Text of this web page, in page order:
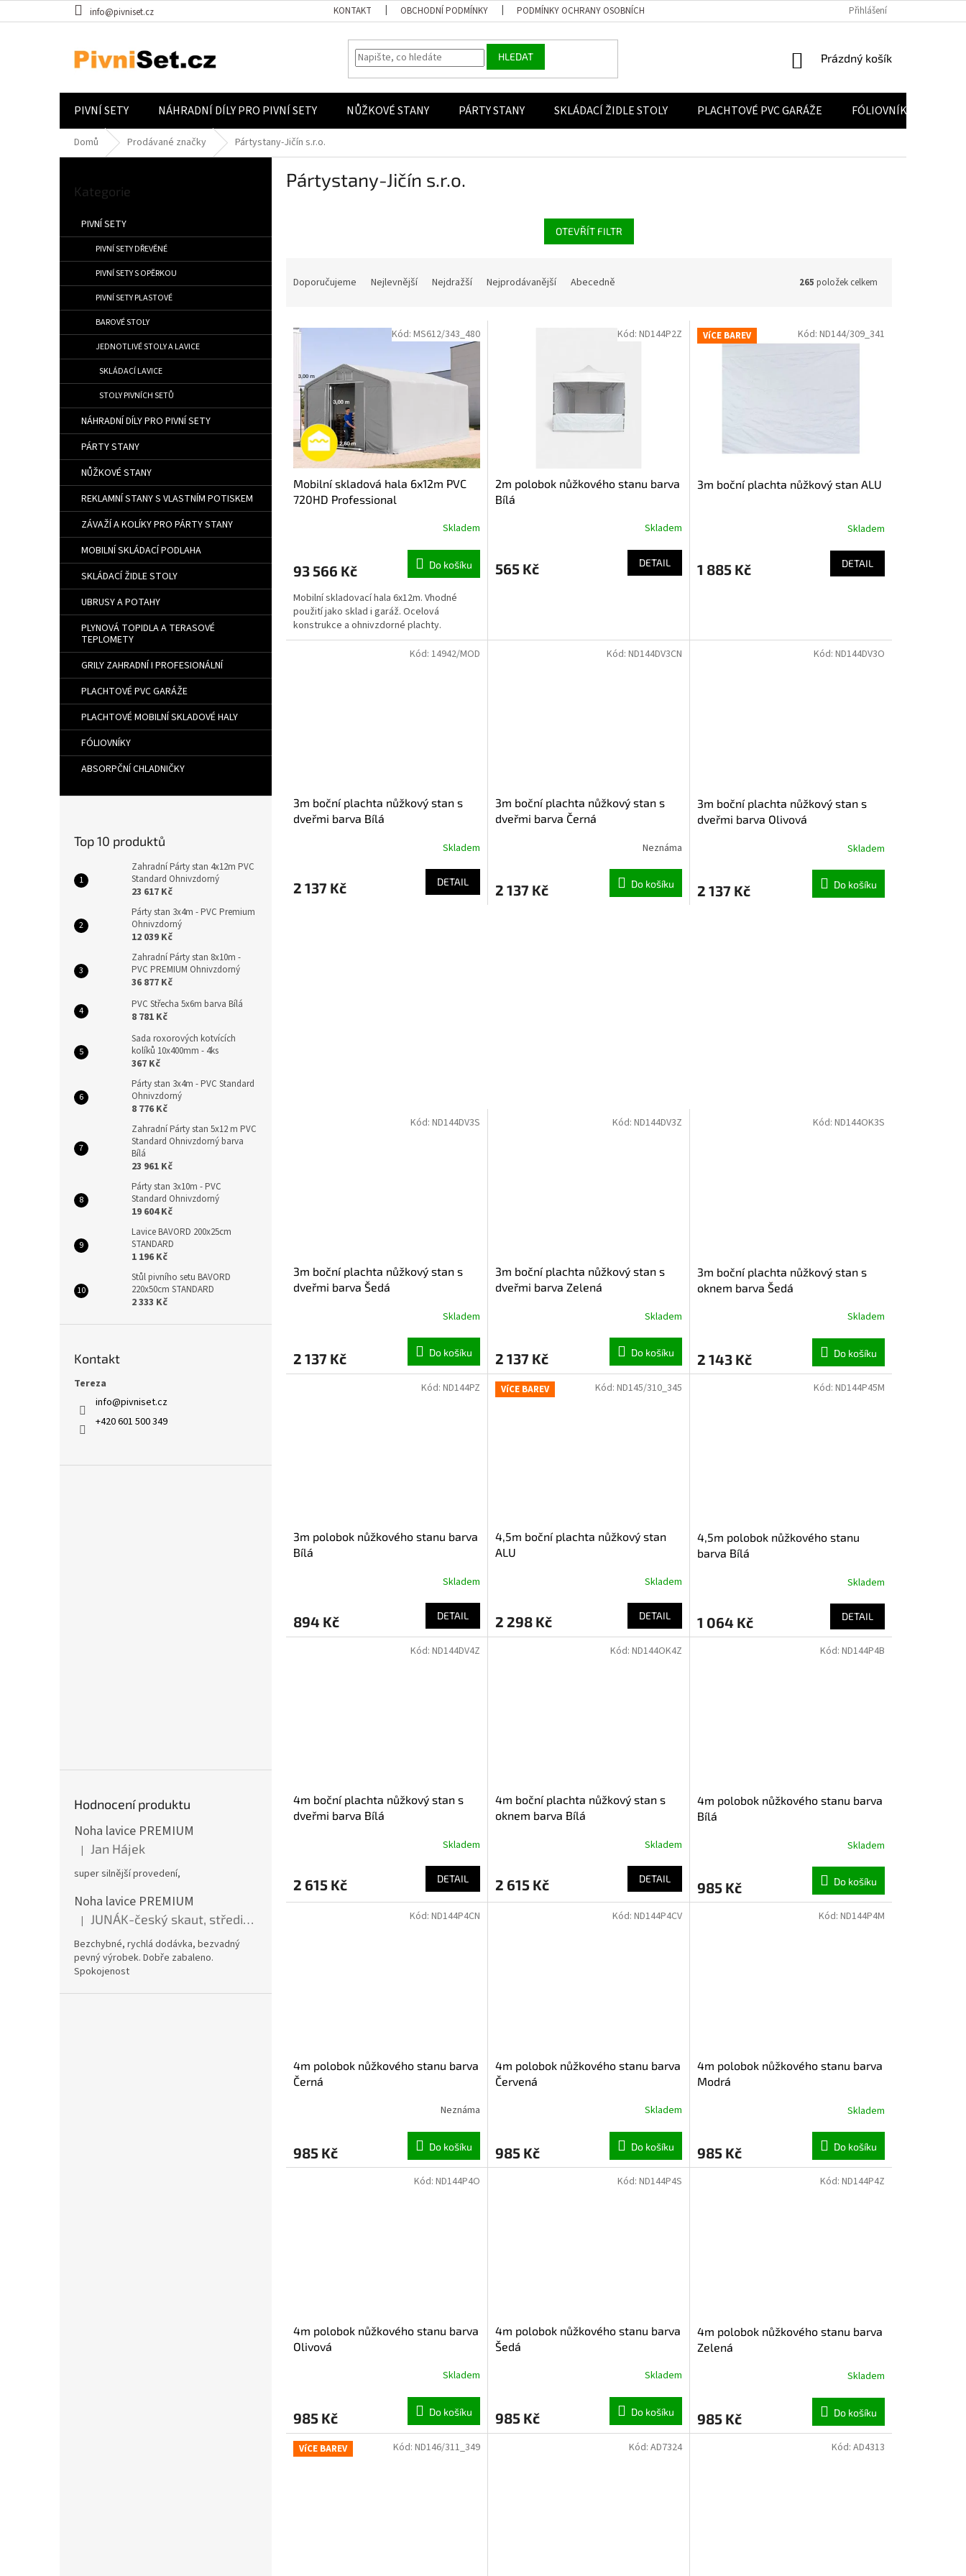
info@pivniset.cz KONTAKT OBCHODNÍ PODMÍNKY PODMÍNKY OCHRANY OSOBNÍCH ÚDAJŮ POUČENÍ O PRÁVU NA ODSTOUPENÍ OD SMLOUVY
Přihlášení
HLEDAT NÁKUPNÍ KOŠÍK
Prázdný košík
PIVNÍ SETY NÁHRADNÍ DÍLY PRO PIVNÍ SETY NŮŽKOVÉ STANY PÁRTY STANY SKLÁDACÍ ŽIDLE STOLY PLACHTOVÉ PVC GARÁŽE FÓLIOVNÍKY
Domů Prodávané značky Pártystany-Jičín s.r.o.
Kategorie
PIVNÍ SETY
PIVNÍ SETY DŘEVĚNÉ
PIVNÍ SETY S OPĚRKOU
PIVNÍ SETY PLASTOVÉ
BAROVÉ STOLY
JEDNOTLIVÉ STOLY A LAVICE
SKLÁDACÍ LAVICE
STOLY PIVNÍCH SETŮ
NÁHRADNÍ DÍLY PRO PIVNÍ SETY
PÁRTY STANY
NŮŽKOVÉ STANY
REKLAMNÍ STANY S VLASTNÍM POTISKEM
ZÁVAŽÍ A KOLÍKY PRO PÁRTY STANY
MOBILNÍ SKLÁDACÍ PODLAHA
SKLÁDACÍ ŽIDLE STOLY
UBRUSY A POTAHY
PLYNOVÁ TOPIDLA A TERASOVÉ
TEPLOMETY
GRILY ZAHRADNÍ I PROFESIONÁLNÍ
PLACHTOVÉ PVC GARÁŽE
PLACHTOVÉ MOBILNÍ SKLADOVÉ HALY
FÓLIOVNÍKY
ABSORPČNÍ CHLADNIČKY
Top 10 produktů
Zahradní Párty stan 4x12m PVC
Standard Ohnivzdorný
23 617 Kč
Párty stan 3x4m - PVC Premium
Ohnivzdorný
12 039 Kč
Zahradní Párty stan 8x10m -
PVC PREMIUM Ohnivzdorný
36 877 Kč
PVC Střecha 5x6m barva Bílá
8 781 Kč
Sada roxorových kotvících
kolíků 10x400mm - 4ks
367 Kč
Párty stan 3x4m - PVC Standard
Ohnivzdorný
8 776 Kč
Zahradní Párty stan 5x12 m PVC
Standard Ohnivzdorný barva
Bílá
23 961 Kč
Párty stan 3x10m - PVC
Standard Ohnivzdorný
19 604 Kč
Lavice BAVORD 200x25cm
STANDARD
1 196 Kč
Stůl pivního setu BAVORD
220x50cm STANDARD
2 333 Kč
Kontakt
Tereza
info@pivniset.cz
+420 601 500 349
Hodnocení produktu
Noha lavice PREMIUM
Hodnocení produktu je 5 z 5 hvězdiček.
| Jan Hájek
super silnější provedení,
Noha lavice PREMIUM
Hodnocení produktu je 5 z 5 hvězdiček.
| JUNÁK-český skaut, středisko BOBŘI
Bezchybné, rychlá dodávka, bezvadný
pevný výrobek. Dobře zabaleno.
Spokojenost
Pártystany-Jičín s.r.o.
OTEVŘÍT FILTR
Doporučujeme Nejlevnější Nejdražší Nejprodávanější Abecedně 265 položek celkem
Výpis produktů
Mobilní skladová hala 6x12m PVC
720HD Professional
Skladem
93 566 Kč Do košíku
Mobilní skladovací hala 6x12m. Vhodné
použití jako sklad i garáž. Ocelová
konstrukce a ohnivzdorné plachty.
Kód: MS612/343_480
2m polobok nůžkového stanu barva
Bílá
Skladem
565 Kč DETAIL
Kód: ND144P2Z VíCE BAREV
3m boční plachta nůžkový stan ALU
Skladem
1 885 Kč DETAIL
Kód: ND144/309_341
3m boční plachta nůžkový stan s
dveřmi barva Bílá
Skladem
2 137 Kč DETAIL
Kód: 14942/MOD
3m boční plachta nůžkový stan s
dveřmi barva Černá
Neznáma
2 137 Kč Do košíku
Kód: ND144DV3CN
3m boční plachta nůžkový stan s
dveřmi barva Olivová
Skladem
2 137 Kč Do košíku
Kód: ND144DV3O
3m boční plachta nůžkový stan s
dveřmi barva Šedá
Skladem
2 137 Kč Do košíku
Kód: ND144DV3S
3m boční plachta nůžkový stan s
dveřmi barva Zelená
Skladem
2 137 Kč Do košíku
Kód: ND144DV3Z
3m boční plachta nůžkový stan s
oknem barva Šedá
Skladem
2 143 Kč Do košíku
Kód: ND144OK3S
3m polobok nůžkového stanu barva
Bílá
Skladem
894 Kč DETAIL
Kód: ND144PZ VíCE BAREV
4,5m boční plachta nůžkový stan
ALU
Skladem
2 298 Kč DETAIL
Kód: ND145/310_345
4,5m polobok nůžkového stanu
barva Bílá
Skladem
1 064 Kč DETAIL
Kód: ND144P45M
4m boční plachta nůžkový stan s
dveřmi barva Bílá
Skladem
2 615 Kč DETAIL
Kód: ND144DV4Z
4m boční plachta nůžkový stan s
oknem barva Bílá
Skladem
2 615 Kč DETAIL
Kód: ND144OK4Z
4m polobok nůžkového stanu barva
Bílá
Skladem
985 Kč Do košíku
Kód: ND144P4B
4m polobok nůžkového stanu barva
Černá
Neznáma
985 Kč Do košíku
Kód: ND144P4CN
4m polobok nůžkového stanu barva
Červená
Skladem
985 Kč Do košíku
Kód: ND144P4CV
4m polobok nůžkového stanu barva
Modrá
Skladem
985 Kč Do košíku
Kód: ND144P4M
4m polobok nůžkového stanu barva
Olivová
Skladem
985 Kč Do košíku
Kód: ND144P4O
4m polobok nůžkového stanu barva
Šedá
Skladem
985 Kč Do košíku
Kód: ND144P4S
4m polobok nůžkového stanu barva
Zelená
Skladem
985 Kč Do košíku
Kód: ND144P4Z
VíCE BAREV Kód: ND146/311_349 Kód: AD7324 Kód: AD4313